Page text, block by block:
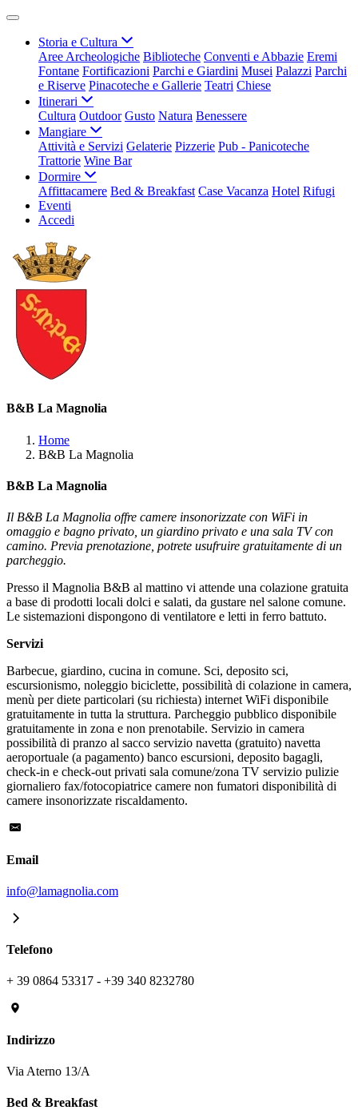
Storia e Cultura
Aree Archeologiche Biblioteche Conventi e Abbazie Eremi
Fontane Fortificazioni Parchi e Giardini Musei Palazzi Parchi
e Riserve Pinacoteche e Gallerie Teatri Chiese
Itinerari
Cultura Outdoor Gusto Natura Benessere
Mangiare
Attività e Servizi Gelaterie Pizzerie Pub - Panicoteche
Trattorie Wine Bar
Dormire
Affittacamere Bed & Breakfast Case Vacanza Hotel Rifugi
Eventi
Accedi
B&B La Magnolia
Home
B&B La Magnolia
B&B La Magnolia
Il B&B La Magnolia offre camere insonorizzate con WiFi in
omaggio e bagno privato, un giardino privato e una sala TV con
camino. Previa prenotazione, potrete usufruire gratuitamente di un
parcheggio.
Presso il Magnolia B&B al mattino vi attende una colazione gratuita
a base di prodotti locali dolci e salati, da gustare nel salone comune.
Le sistemazioni dispongono di ventilatore e letti in ferro battuto.
Servizi
Barbecue, giardino, cucina in comune. Sci, deposito sci,
escursionismo, noleggio biciclette, possibilità di colazione in camera,
menù per diete particolari (su richiesta) internet WiFi disponibile
gratuitamente in tutta la struttura. Parcheggio pubblico disponibile
gratuitamente in zona e non prenotabile. Servizio in camera
possibilità di pranzo al sacco servizio navetta (gratuito) navetta
aeroportuale (a pagamento) banco escursioni, deposito bagagli,
check-in e check-out privati sala comune/zona TV servizio pulizie
giornaliero fax/fotocopiatrice camere non fumatori disponibilità di
camere insonorizzate riscaldamento.
Email
info@lamagnolia.com
Telefono
+ 39 0864 53317 - +39 340 8232780
Indirizzo
Via Aterno 13/A
Bed & Breakfast